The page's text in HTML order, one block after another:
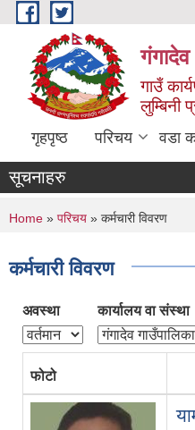
Skip to main content
गंगादेव
गाउँ
लुम्बिनी
गृहपृष्ठ परिचय वडा
सूचनाहरु
You are here
Home » परिचय » कर्मचारी विवरण
कर्मचारी विवरण
अवस्था कार्यालय वा संस्था
फोटो